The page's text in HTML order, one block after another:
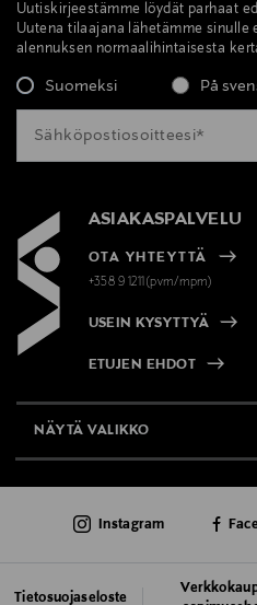
Uutiskirjeestämme löydät parhaat
Uutena tilaajana lähetämme sinulle
alennuksen normaalihintaisesta
Suomeksi På
ASIAKASPALVELU
OTA YHTEYTTÄ
+358 9 1211(pvm/mpm)
USEIN KYSYTTYÄ
ETUJEN EHDOT
NÄYTÄ VALIKKO
AJANKOHTAISTA
Tietosuojaseloste
Instagram